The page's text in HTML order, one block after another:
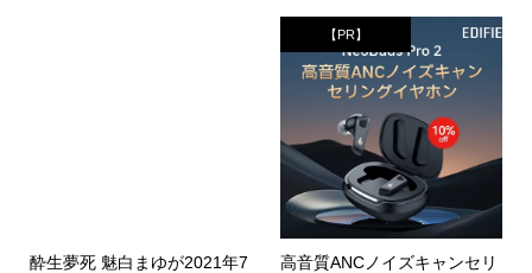
酔生夢死 魅白まゆが2021年7
【PR】
高音質ANCノイズキャンセリ